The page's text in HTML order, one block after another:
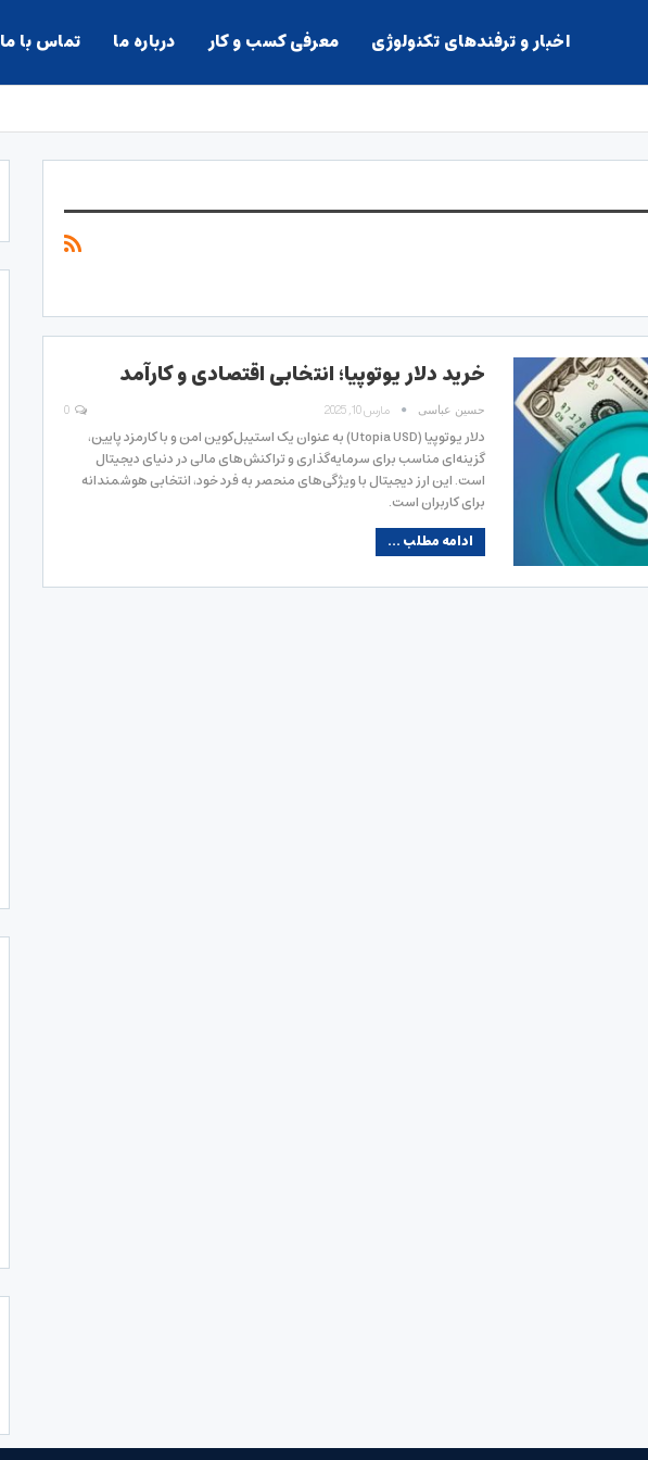
اخبار و ترفندهای تکنولوژی معرفی کسب و کار درباره ما تماس با ما
خرید دلار یوتوپیا؛ انتخابی اقتصادی و کارآمد
حسین عباسی مارس 10, 2025
دلار یوتوپیا (Utopia USD) به عنوان یک استیبل‌کوین امن و با کارمزد پایین،
گزینه‌ای مناسب برای سرمایه‌گذاری و تراکنش‌های مالی در دنیای دیجیتال
است. این ارز دیجیتال با ویژگی‌های منحصر به فرد خود، انتخابی هوشمندانه
برای کاربران است.
ادامه مطلب ...